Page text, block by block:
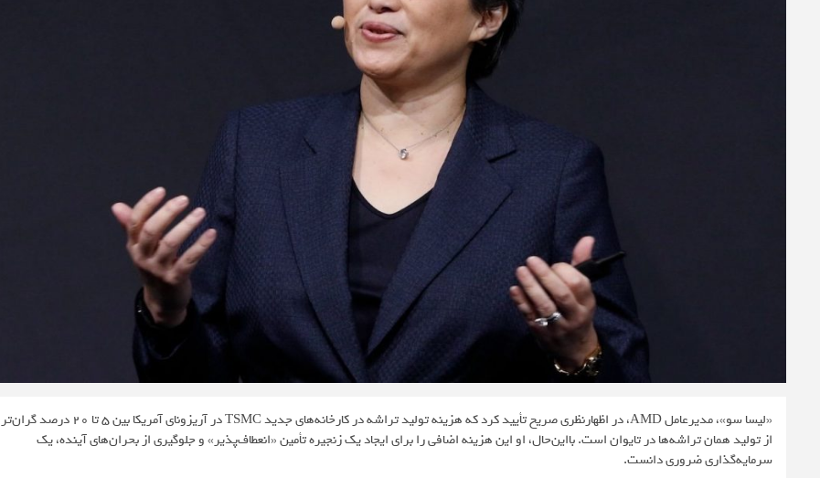
«لیسا سو»، مدیرعامل AMD، در اظهارنظری صریح تأیید کرد که هزینه تولید تراشه در کارخانه‌های جدید TSMC در آریزونای آمریکا بین ۵ تا ۲۰ درصد گران‌تر
از تولید همان تراشه‌ها در تایوان است. بااین‌حال، او این هزینه اضافی را برای ایجاد یک زنجیره تأمین «انعطاف‌پذیر» و جلوگیری از بحران‌های آینده، یک
سرمایه‌گذاری ضروری دانست.